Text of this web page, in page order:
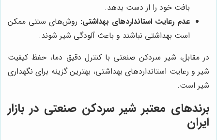
بافت خود را از دست بدهد.
عدم رعایت استانداردهای بهداشتی: روش‌های سنتی ممکن
است بهداشتی نباشند و باعث آلودگی شیر شوند.
در مقابل، شیر سردکن صنعتی با کنترل دقیق دما، حفظ کیفیت
شیر و رعایت استانداردهای بهداشتی، بهترین گزینه برای نگهداری
شیر است.
برندهای معتبر شیر سردکن صنعتی در بازار
ایران